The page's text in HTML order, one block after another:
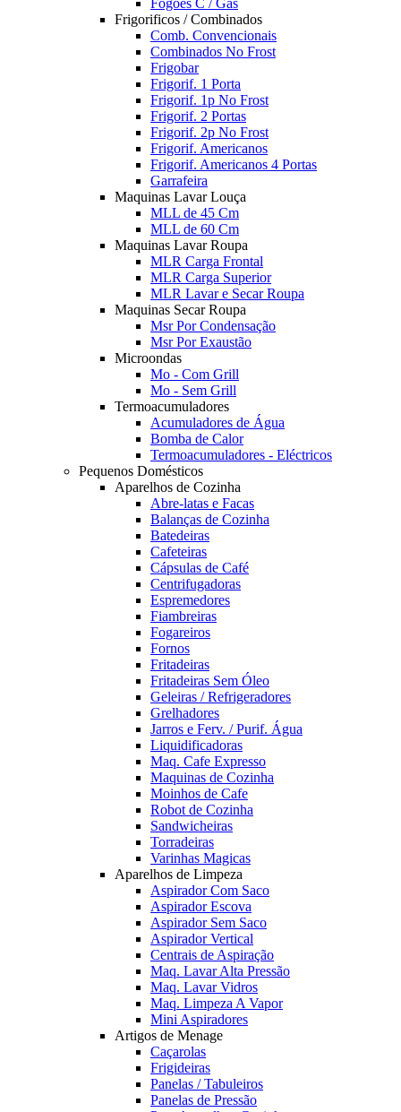
Fogões C / Gás
Frigorificos / Combinados
Comb. Convencionais
Combinados No Frost
Frigobar
Frigorif. 1 Porta
Frigorif. 1p No Frost
Frigorif. 2 Portas
Frigorif. 2p No Frost
Frigorif. Americanos
Frigorif. Americanos 4 Portas
Garrafeira
Maquinas Lavar Louça
MLL de 45 Cm
MLL de 60 Cm
Maquinas Lavar Roupa
MLR Carga Frontal
MLR Carga Superior
MLR Lavar e Secar Roupa
Maquinas Secar Roupa
Msr Por Condensação
Msr Por Exaustão
Microondas
Mo - Com Grill
Mo - Sem Grill
Termoacumuladores
Acumuladores de Água
Bomba de Calor
Termoacumuladores - Eléctricos
Pequenos Domésticos
Aparelhos de Cozinha
Abre-latas e Facas
Balanças de Cozinha
Batedeiras
Cafeteiras
Cápsulas de Café
Centrifugadoras
Espremedores
Fiambreiras
Fogareiros
Fornos
Fritadeiras
Fritadeiras Sem Óleo
Geleiras / Refrigeradores
Grelhadores
Jarros e Ferv. / Purif. Água
Liquidificadoras
Maq. Cafe Expresso
Maquinas de Cozinha
Moinhos de Cafe
Robot de Cozinha
Sandwicheiras
Torradeiras
Varinhas Magicas
Aparelhos de Limpeza
Aspirador Com Saco
Aspirador Escova
Aspirador Sem Saco
Aspirador Vertical
Centrais de Aspiração
Maq. Lavar Alta Pressão
Maq. Lavar Vidros
Maq. Limpeza A Vapor
Mini Aspiradores
Artigos de Menage
Caçarolas
Frigideiras
Panelas / Tabuleiros
Panelas de Pressão